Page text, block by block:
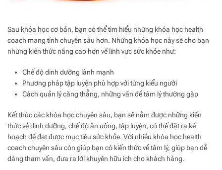
Sau khóa học cơ bản, bạn có thể tìm hiểu những khóa học health
coach mang tính chuyên sâu hơn. Những khóa học này sẽ cho bạn
những kiến thức nâng cao hơn về lĩnh vực sức khỏe như:
Chế độ dinh dưỡng lành mạnh
Phương pháp tập luyện phù hợp với từng kiểu người
Cách quản lý căng thẳng, những vấn đề tâm lý thường gặp
Kết thúc các khóa học chuyên sâu, bạn sẽ nắm được những kiến
thức về dinh dưỡng, chế độ ăn uống, tập luyện, có thể đặt ra kế
hoạch để đạt được mục tiêu sức khỏe. Với nhiều khóa học health
coach chuyên sâu còn giúp bạn có kiến thức về tâm lý, giúp bạn dễ
dàng tham vấn, đưa ra lời khuyên hữu ích cho khách hàng.